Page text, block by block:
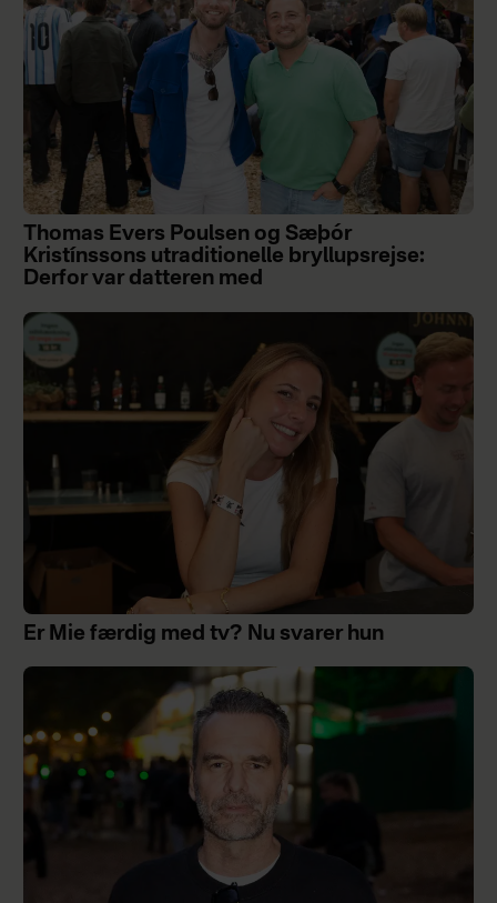
Thomas Evers Poulsen og Sæþór
Kristínssons utraditionelle bryllupsrejse:
Derfor var datteren med
Er Mie færdig med tv? Nu svarer hun